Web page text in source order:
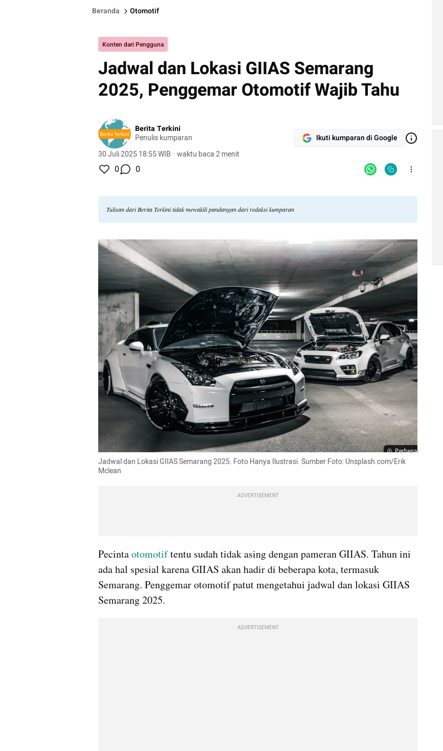
Beranda Otomotif
Konten dari Pengguna
Jadwal dan Lokasi GIIAS Semarang
2025, Penggemar Otomotif Wajib Tahu
Berita Terkini
Penulis kumparan
30 Juli 2025 18:55 WIB · waktu baca 2 menit
Ikuti kumparan di Google
0 0
Tulisan dari Berita Terkini tidak mewakili pandangan dari redaksi kumparan
Perbesar
Jadwal dan Lokasi GIIAS Semarang 2025. Foto Hanya Ilustrasi. Sumber Foto: Unsplash.com/Erik
Mclean
ADVERTISEMENT
Pecinta otomotif tentu sudah tidak asing dengan pameran GIIAS. Tahun ini
ada hal spesial karena GIIAS akan hadir di beberapa kota, termasuk
Semarang. Penggemar otomotif patut mengetahui jadwal dan lokasi GIIAS
Semarang 2025.
ADVERTISEMENT